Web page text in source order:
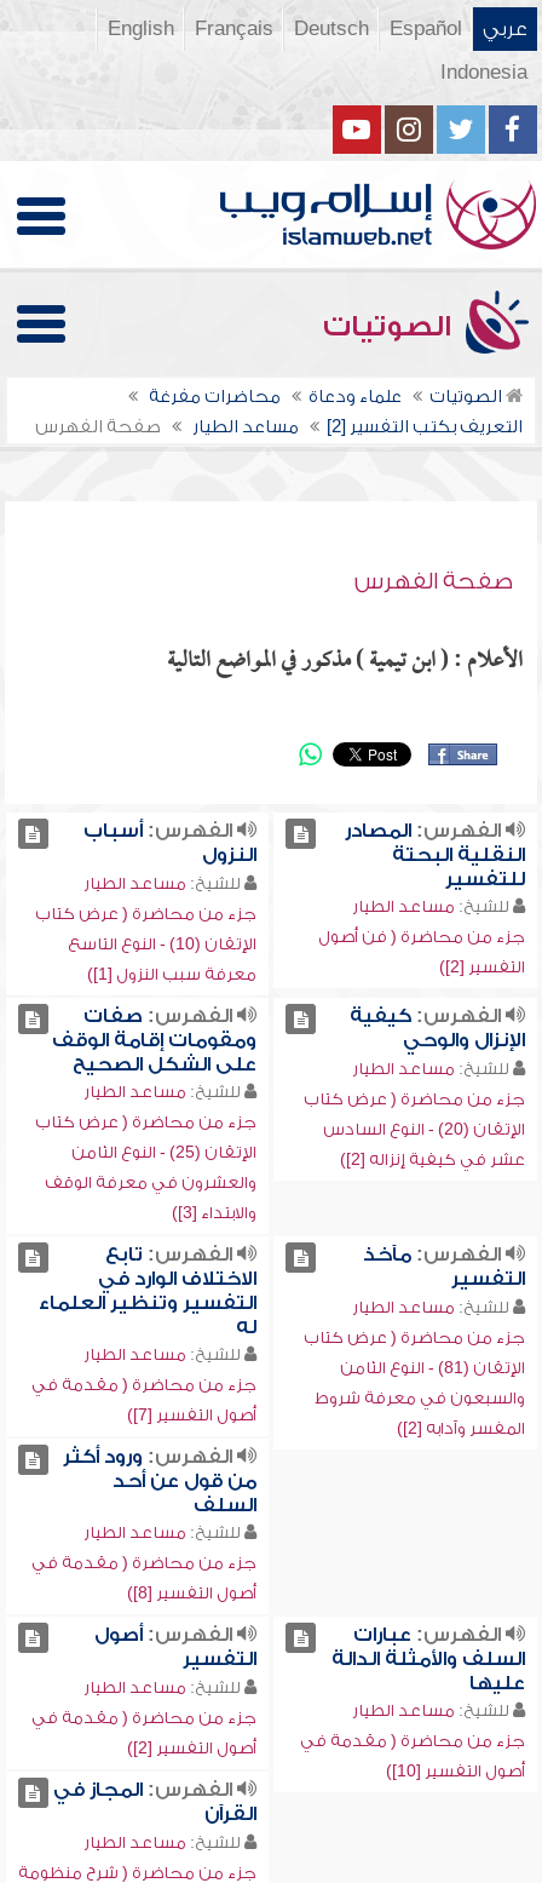
عربي Español
Deutsch
Français
English
Indonesia
الصوتيات
الصوتيات علماء ودعاة
محاضرات مفرغة
التعريف بكتب التفسير [2]
مساعد الطيار صفحة الفهرس
صفحة الفهرس
الأعلام : ( ابن تيمية ) مذكور في المواضع التالية
الفهرس:المصادر
النقلية البحتة
للتفسير
للشيخ: مساعد الطيار
جزء من محاضرة ( فن أصول
التفسير [2])
الفهرس:أسباب
النزول
للشيخ: مساعد الطيار
جزء من محاضرة ( عرض كتاب
الإتقان (10) - النوع التاسع
معرفة سبب النزول [1])
الفهرس:كيفية
الإنزال والوحي
للشيخ: مساعد الطيار
جزء من محاضرة ( عرض كتاب
الإتقان (20) - النوع السادس
عشر في كيفية إنزاله [2])
الفهرس: صفات
ومقومات إقامة الوقف
على الشكل الصحيح
للشيخ: مساعد الطيار
جزء من محاضرة ( عرض كتاب
الإتقان (25) - النوع الثامن
والعشرون في معرفة الوقف
والابتداء [3])
الفهرس:مآخذ
التفسير
للشيخ: مساعد الطيار
جزء من محاضرة ( عرض كتاب
الإتقان (81) - النوع الثامن
والسبعون في معرفة شروط
المفسر وآدابه [2])
الفهرس: تابع
الاختلاف الوارد في
التفسير وتنظير العلماء
له
للشيخ: مساعد الطيار
جزء من محاضرة ( مقدمة في
أصول التفسير [7])
الفهرس: ورود أكثر
من قول عن أحد
السلف
للشيخ: مساعد الطيار
جزء من محاضرة ( مقدمة في
أصول التفسير [8])
الفهرس: عبارات
السلف والأمثلة الدالة
عليها
للشيخ: مساعد الطيار
جزء من محاضرة ( مقدمة في
أصول التفسير [10])
الفهرس:أصول
التفسير
للشيخ: مساعد الطيار
جزء من محاضرة ( مقدمة في
أصول التفسير [2])
الفهرس:المجاز في
القرآن
للشيخ: مساعد الطيار
جزء من محاضرة ( شرح منظومة